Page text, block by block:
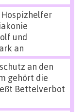
und
an
an den
gehört die
Bettelverbot